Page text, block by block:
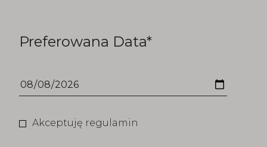
Preferowana Data*
Akceptuję regulamin